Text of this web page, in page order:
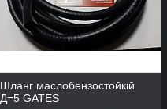
Шланг маслобензостойкій
Д=5 GATES